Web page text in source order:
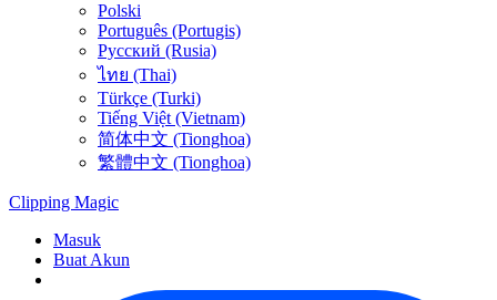
Polski
Português (Portugis)
Русский (Rusia)
ไทย (Thai)
Türkçe (Turki)
Tiếng Việt (Vietnam)
简体中文 (Tionghoa)
繁體中文 (Tionghoa)
Clipping Magic
Masuk
Buat Akun